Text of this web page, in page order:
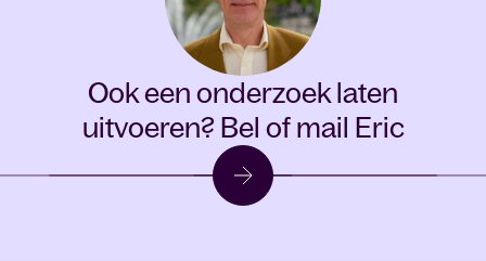
Ook een onderzoek laten
uitvoeren? Bel of mail Eric